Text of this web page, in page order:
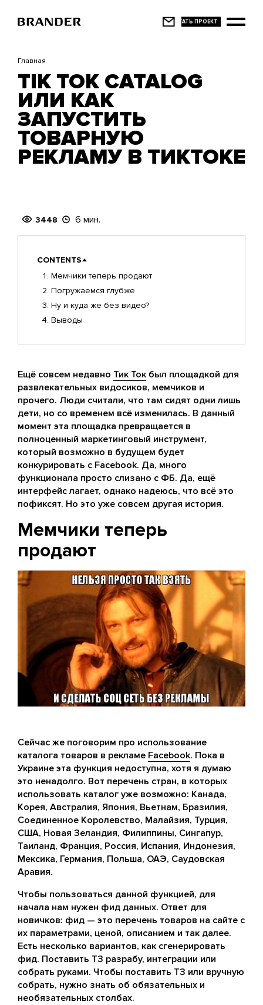
основному
Главная
TIK TOK CATALOG
ИЛИ КАК
ЗАПУСТИТЬ
ТОВАРНУЮ
РЕКЛАМУ В ТИКТОКЕ
3448 6 мин.
CONTENTS
Мемчики теперь продают
Погружаемся глубже
Ну и куда же без видео?
Выводы
Ещё совсем недавно Тик Ток был площадкой для
развлекательных видосиков, мемчиков и
прочего. Люди считали, что там сидят одни лишь
дети, но со временем всё изменилась. В данный
момент эта площадка превращается в
полноценный маркетинговый инструмент,
который возможно в будущем будет
конкурировать с Facebook. Да, много
функционала просто слизано с ФБ. Да, ещё
интерфейс лагает, однако надеюсь, что всё это
пофиксят. Но это уже совсем другая история.
Мемчики теперь
продают
Сейчас же поговорим про использование
каталога товаров в рекламе Facebook. Пока в
Украине эта функция недоступна, хотя я думаю
это ненадолго. Вот перечень стран, в которых
использовать каталог уже возможно: Канада,
Корея, Австралия, Япония, Вьетнам, Бразилия,
Соединенное Королевство, Малайзия, Турция,
США, Новая Зеландия, Филиппины, Сингапур,
Таиланд, Франция, Россия, Испания, Индонезия,
Мексика, Германия, Польша, ОАЭ, Саудовская
Аравия.
Чтобы пользоваться данной функцией, для
начала нам нужен фид данных. Ответ для
новичков: фид — это перечень товаров на сайте с
их параметрами, ценой, описанием и так далее.
Есть несколько вариантов, как сгенерировать
фид. Поставить ТЗ разрабу, интеграции или
собрать руками. Чтобы поставить ТЗ или вручную
собрать, нужно знать об обязательных и
необязательных столбах.